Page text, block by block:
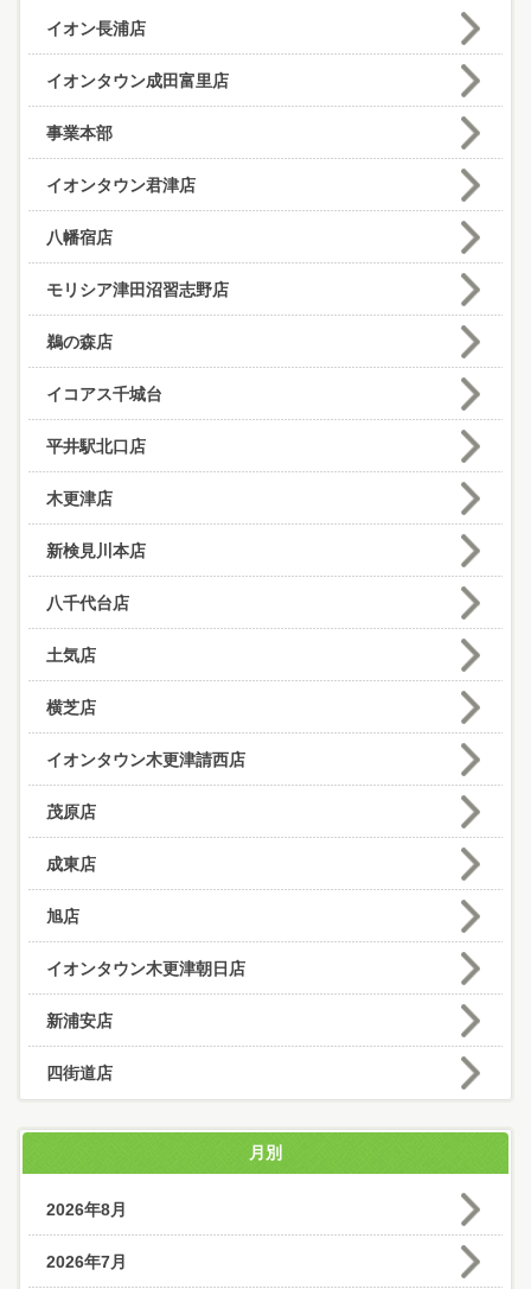
イオン長浦店
イオンタウン成田富里店
事業本部
イオンタウン君津店
八幡宿店
モリシア津田沼習志野店
鵜の森店
イコアス千城台
平井駅北口店
木更津店
新検見川本店
八千代台店
土気店
横芝店
イオンタウン木更津請西店
茂原店
成東店
旭店
イオンタウン木更津朝日店
新浦安店
四街道店
月別
2026年8月
2026年7月